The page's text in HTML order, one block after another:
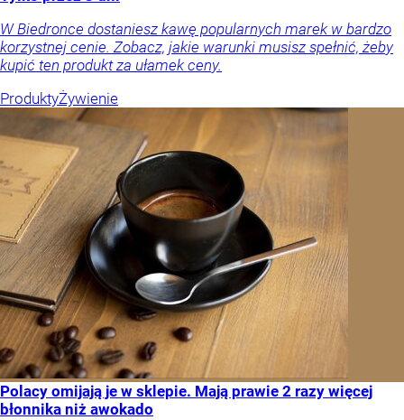
W Biedronce dostaniesz kawę popularnych marek w bardzo
korzystnej cenie. Zobacz, jakie warunki musisz spełnić, żeby
kupić ten produkt za ułamek ceny.
ProduktyŻywienie
Polacy omijają je w sklepie. Mają prawie 2 razy więcej
błonnika niż awokado